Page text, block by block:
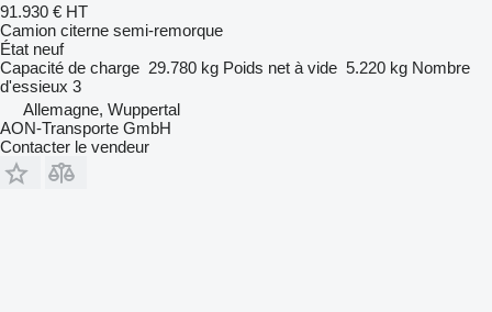
91.930 € HT
Camion citerne semi-remorque
État neuf
Capacité de charge 29.780 kg Poids net à vide 5.220 kg Nombre
d'essieux 3
Allemagne, Wuppertal
AON-Transporte GmbH
Contacter le vendeur